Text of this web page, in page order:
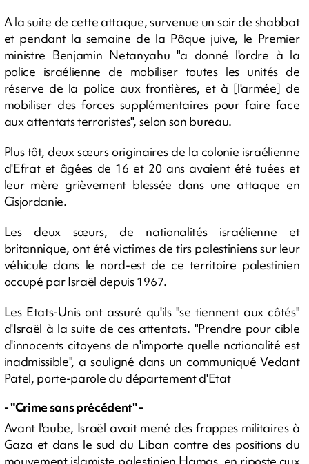
A la suite de cette attaque, survenue un soir de shabbat
et pendant la semaine de la Pâque juive, le Premier
ministre Benjamin Netanyahu "a donné l'ordre à la
police israélienne de mobiliser toutes les unités de
réserve de la police aux frontières, et à [l'armée] de
mobiliser des forces supplémentaires pour faire face
aux attentats terroristes", selon son bureau.
Plus tôt, deux sœurs originaires de la colonie israélienne
d'Efrat et âgées de 16 et 20 ans avaient été tuées et
leur mère grièvement blessée dans une attaque en
Cisjordanie.
Les deux sœurs, de nationalités israélienne et
britannique, ont été victimes de tirs palestiniens sur leur
véhicule dans le nord-est de ce territoire palestinien
occupé par Israël depuis 1967.
Les Etats-Unis ont assuré qu'ils "se tiennent aux côtés"
d'Israël à la suite de ces attentats. "Prendre pour cible
d'innocents citoyens de n'importe quelle nationalité est
inadmissible", a souligné dans un communiqué Vedant
Patel, porte-parole du département d'Etat
- "Crime sans précédent" -
Avant l'aube, Israël avait mené des frappes militaires à
Gaza et dans le sud du Liban contre des positions du